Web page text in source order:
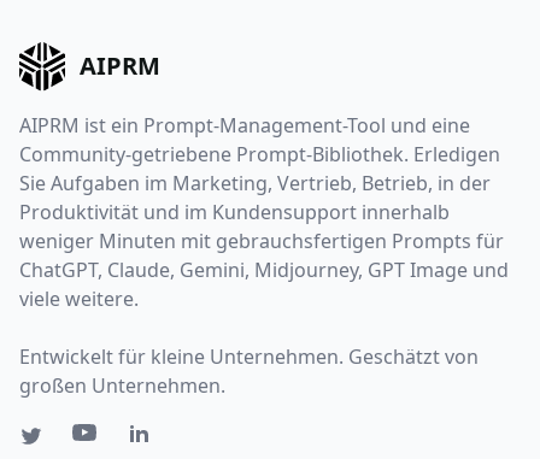
AIPRM
AIPRM ist ein Prompt-Management-Tool und eine
Community-getriebene Prompt-Bibliothek. Erledigen
Sie Aufgaben im Marketing, Vertrieb, Betrieb, in der
Produktivität und im Kundensupport innerhalb
weniger Minuten mit gebrauchsfertigen Prompts für
ChatGPT, Claude, Gemini, Midjourney, GPT Image und
viele weitere.
Entwickelt für kleine Unternehmen. Geschätzt von
großen Unternehmen.